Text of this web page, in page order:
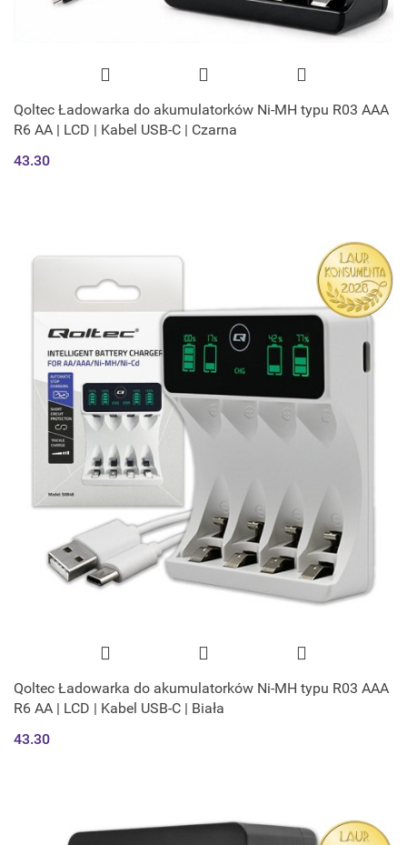
Qoltec Ładowarka do akumulatorków Ni-MH typu R03 AAA
R6 AA | LCD | Kabel USB-C | Czarna
43.30
Qoltec Ładowarka do akumulatorków Ni-MH typu R03 AAA
R6 AA | LCD | Kabel USB-C | Biała
43.30